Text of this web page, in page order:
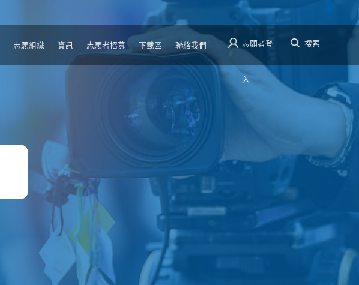
志願者登
入
搜索
志願組織 資訊 志願者招募 下載區 聯絡我們